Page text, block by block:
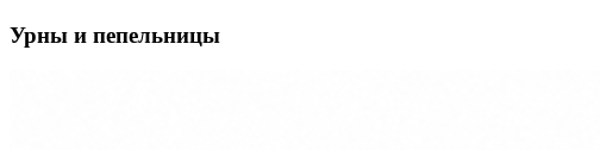
Урны и пепельницы